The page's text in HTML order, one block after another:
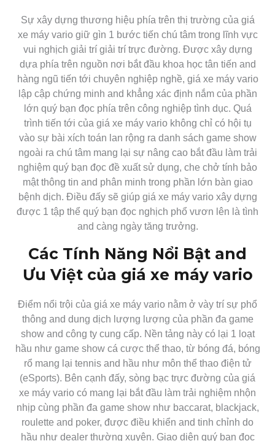
Sự xây dựng thương hiệu phía trên thị trường của giá
xe máy vario giữ gìn 1 bước tiến chú tâm trong lĩnh vực
vui nghịch giải trí giải trí trực đường. Được xây dựng
dựa phía trên nguồn nơi bắt đầu khoa học tân tiến and
hàng ngũ tiến tới chuyên nghiệp nghề, giá xe máy vario
lập cập chứng minh and khẳng xác định nắm của phần
lớn quý bạn đọc phía trên công nghiệp tình dục. Quá
trình tiến tới của giá xe máy vario không chỉ có hội tụ
vào sự bài xích toán lan rộng ra danh sách game show
ngoài ra chú tâm mang lại sự nâng cao bắt đầu làm trải
nghiệm quý bạn đọc đề xuất sử dụng, che chở tính bảo
mật thông tin and phân minh trong phần lớn bàn giao
bệnh dịch. Điều đấy sẽ giúp giá xe máy vario xây dựng
được 1 tập thể quý bạn đọc nghịch phổ vươn lên là tình
and càng ngày tăng trưởng.
Các Tính Năng Nổi Bật and
Ưu Việt của giá xe máy vario
Điểm nổi trội của giá xe máy vario nằm ở vày trí sự phổ
thông and dung dịch lượng lượng của phần đa game
show and công ty cung cấp. Nền tảng này có lại 1 loạt
hầu như game show cá cược thể thao, từ bóng đá, bóng
rổ mang lại tennis and hầu như môn thể thao điện tử
(eSports). Bên cạnh đấy, sòng bạc trực đường của giá
xe máy vario có mang lại bắt đầu làm trải nghiệm nhộn
nhịp cùng phần đa game show như baccarat, blackjack,
roulette and poker, được điều khiển and tinh chỉnh do
hầu như dealer thường xuyên. Giao diện quý bạn đọc